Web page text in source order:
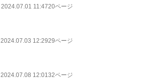
2024.07.01 11:4720ページ
2024.07.03 12:2929ページ
2024.07.08 12:0132ページ